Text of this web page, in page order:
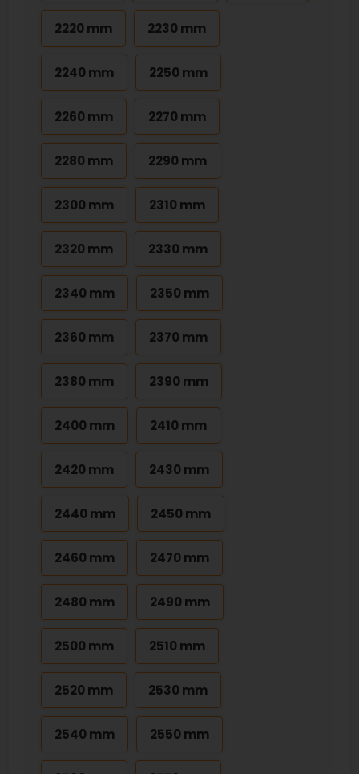
2220 mm 2230 mm
2240 mm 2250 mm
2260 mm 2270 mm
2280 mm 2290 mm
2300 mm 2310 mm
2320 mm 2330 mm
2340 mm 2350 mm
2360 mm 2370 mm
2380 mm 2390 mm
2400 mm 2410 mm
2420 mm 2430 mm
2440 mm 2450 mm
2460 mm 2470 mm
2480 mm 2490 mm
2500 mm 2510 mm
2520 mm 2530 mm
2540 mm 2550 mm